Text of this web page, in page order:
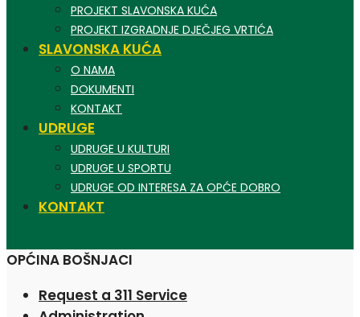
PROJEKT SLAVONSKA KUĆA
PROJEKT IZGRADNJE DJEČJEG VRTIĆA
SLAVONSKA KUĆA
O NAMA
DOKUMENTI
KONTAKT
UDRUGE
UDRUGE U KULTURI
UDRUGE U SPORTU
UDRUGE OD INTERESA ZA OPĆE DOBRO
KONTAKT
OPĆINA BOŠNJACI
Request a 311 Service